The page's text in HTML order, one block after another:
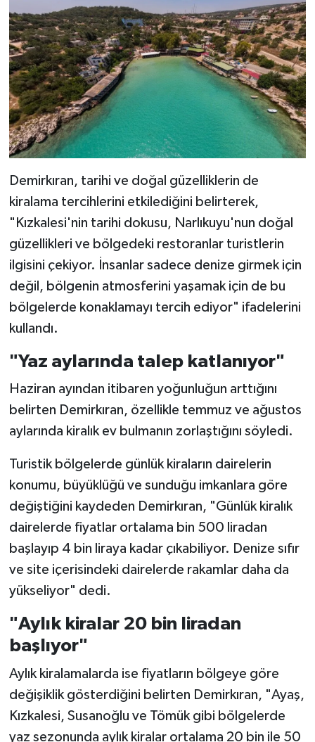
Demirkıran, tarihi ve doğal güzelliklerin de
kiralama tercihlerini etkilediğini belirterek,
"Kızkalesi'nin tarihi dokusu, Narlıkuyu'nun doğal
güzellikleri ve bölgedeki restoranlar turistlerin
ilgisini çekiyor. İnsanlar sadece denize girmek için
değil, bölgenin atmosferini yaşamak için de bu
bölgelerde konaklamayı tercih ediyor" ifadelerini
kullandı.
"Yaz aylarında talep katlanıyor"
Haziran ayından itibaren yoğunluğun arttığını
belirten Demirkıran, özellikle temmuz ve ağustos
aylarında kiralık ev bulmanın zorlaştığını söyledi.
Turistik bölgelerde günlük kiraların dairelerin
konumu, büyüklüğü ve sunduğu imkanlara göre
değiştiğini kaydeden Demirkıran, "Günlük kiralık
dairelerde fiyatlar ortalama bin 500 liradan
başlayıp 4 bin liraya kadar çıkabiliyor. Denize sıfır
ve site içerisindeki dairelerde rakamlar daha da
yükseliyor" dedi.
"Aylık kiralar 20 bin liradan
başlıyor"
Aylık kiralamalarda ise fiyatların bölgeye göre
değişiklik gösterdiğini belirten Demirkıran, "Ayaş,
Kızkalesi, Susanoğlu ve Tömük gibi bölgelerde
yaz sezonunda aylık kiralar ortalama 20 bin ile 50